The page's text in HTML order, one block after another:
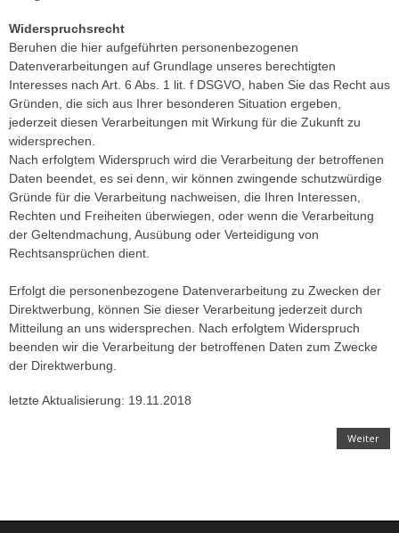
Widerspruchsrecht
Beruhen die hier aufgeführten personenbezogenen
Datenverarbeitungen auf Grundlage unseres berechtigten
Interesses nach Art. 6 Abs. 1 lit. f DSGVO, haben Sie das Recht aus
Gründen, die sich aus Ihrer besonderen Situation ergeben,
jederzeit diesen Verarbeitungen mit Wirkung für die Zukunft zu
widersprechen.
Nach erfolgtem Widerspruch wird die Verarbeitung der betroffenen
Daten beendet, es sei denn, wir können zwingende schutzwürdige
Gründe für die Verarbeitung nachweisen, die Ihren Interessen,
Rechten und Freiheiten überwiegen, oder wenn die Verarbeitung
der Geltendmachung, Ausübung oder Verteidigung von
Rechtsansprüchen dient.
Erfolgt die personenbezogene Datenverarbeitung zu Zwecken der
Direktwerbung, können Sie dieser Verarbeitung jederzeit durch
Mitteilung an uns widersprechen. Nach erfolgtem Widerspruch
beenden wir die Verarbeitung der betroffenen Daten zum Zwecke
der Direktwerbung.
letzte Aktualisierung: 19.11.2018
Weiter